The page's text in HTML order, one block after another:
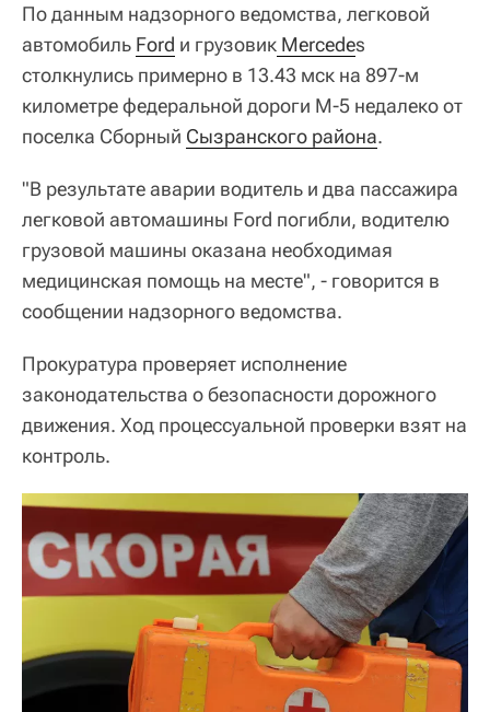
По данным надзорного ведомства, легковой
автомобиль Ford и грузовик Mercedes
столкнулись примерно в 13.43 мск на 897-м
километре федеральной дороги М-5 недалеко от
поселка Сборный Сызранского района.
"В результате аварии водитель и два пассажира
легковой автомашины Ford погибли, водителю
грузовой машины оказана необходимая
медицинская помощь на месте", - говорится в
сообщении надзорного ведомства.
Прокуратура проверяет исполнение
законодательства о безопасности дорожного
движения. Ход процессуальной проверки взят на
контроль.